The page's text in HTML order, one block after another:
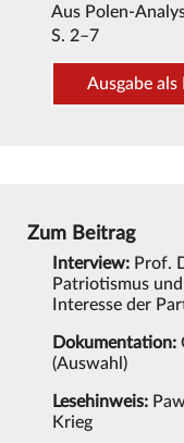
Aus Polen-
S. 2–7
Ausgabe als
Zum Beitrag
Interview: Prof.
Patriotismus
Interesse der
Dokumentation:
(Auswahl)
Lesehinweis:
Krieg